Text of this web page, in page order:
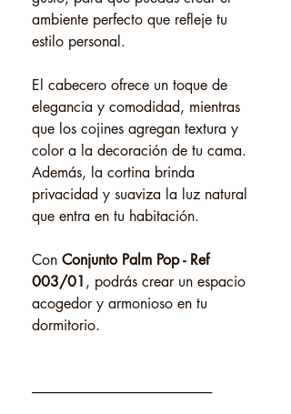
ambiente perfecto que refleje tu
estilo personal.
El cabecero ofrece un toque de
elegancia y comodidad, mientras
que los cojines agregan textura y
color a la decoración de tu cama.
Además, la cortina brinda
privacidad y suaviza la luz natural
que entra en tu habitación.
Con Conjunto Palm Pop - Ref
003/01 , podrás crear un espacio
acogedor y armonioso en tu
dormitorio.
------------------------------------------------------------------